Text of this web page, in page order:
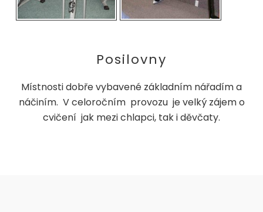
Posilovny
Místnosti dobře vybavené základním nářadím a
náčiním. V celoročním provozu je velký zájem o
cvičení jak mezi chlapci, tak i děvčaty.